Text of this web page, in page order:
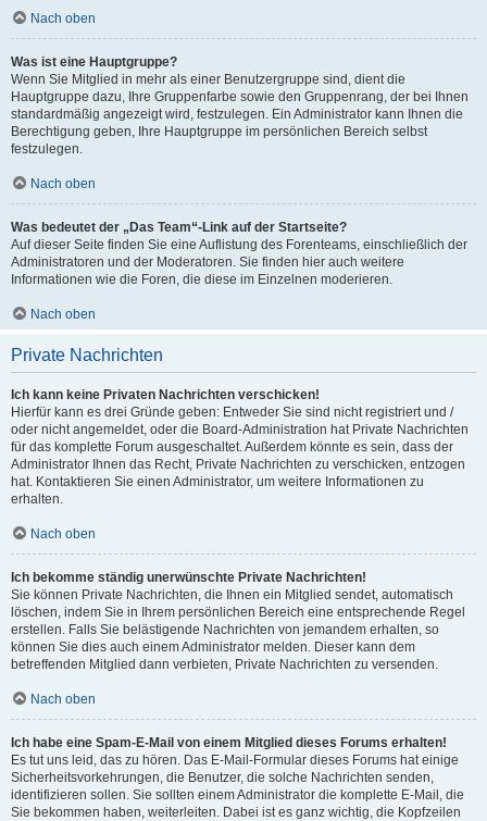
Nach oben
Was ist eine Hauptgruppe?
Wenn Sie Mitglied in mehr als einer Benutzergruppe sind, dient die
Hauptgruppe dazu, Ihre Gruppenfarbe sowie den Gruppenrang, der bei Ihnen
standardmäßig angezeigt wird, festzulegen. Ein Administrator kann Ihnen die
Berechtigung geben, Ihre Hauptgruppe im persönlichen Bereich selbst
festzulegen.
Nach oben
Was bedeutet der „Das Team“-Link auf der Startseite?
Auf dieser Seite finden Sie eine Auflistung des Forenteams, einschließlich der
Administratoren und der Moderatoren. Sie finden hier auch weitere
Informationen wie die Foren, die diese im Einzelnen moderieren.
Nach oben
Private Nachrichten
Ich kann keine Privaten Nachrichten verschicken!
Hierfür kann es drei Gründe geben: Entweder Sie sind nicht registriert und /
oder nicht angemeldet, oder die Board-Administration hat Private Nachrichten
für das komplette Forum ausgeschaltet. Außerdem könnte es sein, dass der
Administrator Ihnen das Recht, Private Nachrichten zu verschicken, entzogen
hat. Kontaktieren Sie einen Administrator, um weitere Informationen zu
erhalten.
Nach oben
Ich bekomme ständig unerwünschte Private Nachrichten!
Sie können Private Nachrichten, die Ihnen ein Mitglied sendet, automatisch
löschen, indem Sie in Ihrem persönlichen Bereich eine entsprechende Regel
erstellen. Falls Sie belästigende Nachrichten von jemandem erhalten, so
können Sie dies auch einem Administrator melden. Dieser kann dem
betreffenden Mitglied dann verbieten, Private Nachrichten zu versenden.
Nach oben
Ich habe eine Spam-E-Mail von einem Mitglied dieses Forums erhalten!
Es tut uns leid, das zu hören. Das E-Mail-Formular dieses Forums hat einige
Sicherheitsvorkehrungen, die Benutzer, die solche Nachrichten senden,
identifizieren sollen. Sie sollten einem Administrator die komplette E-Mail, die
Sie bekommen haben, weiterleiten. Dabei ist es ganz wichtig, die Kopfzeilen